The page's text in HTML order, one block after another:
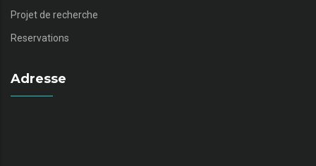
Projet de recherche
Reservations
Adresse